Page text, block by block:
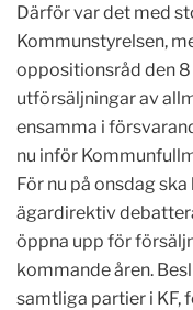
Därför var det med
Kommunstyrelsen,
oppositionsråd den
utförsäljningar av
ensamma i
nu inför
För nu på onsdag
ägardirektiv
öppna upp för
kommande åren.
samtliga partier i KF,